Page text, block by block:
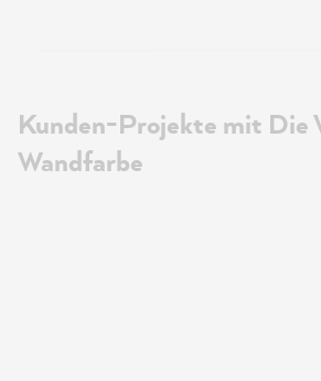
Kunden-Projekte mit Die
Wandfarbe